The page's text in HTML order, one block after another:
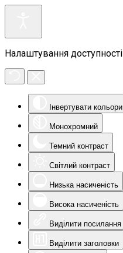
Налаштування доступності
Інвертувати кольори
Монохромний
Темний контраст
Світлий контраст
Низька насиченість
Висока насиченість
Виділити посилання
Виділити заголовки